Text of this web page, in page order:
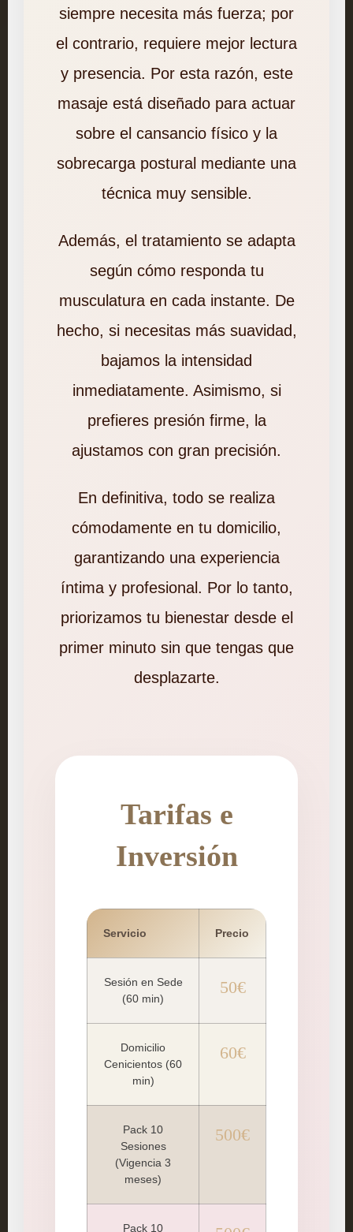
siempre necesita más fuerza; por
el contrario, requiere mejor lectura
y presencia. Por esta razón, este
masaje está diseñado para actuar
sobre el cansancio físico y la
sobrecarga postural mediante una
técnica muy sensible.
Además, el tratamiento se adapta
según cómo responda tu
musculatura en cada instante. De
hecho, si necesitas más suavidad,
bajamos la intensidad
inmediatamente. Asimismo, si
prefieres presión firme, la
ajustamos con gran precisión.
En definitiva, todo se realiza
cómodamente en tu domicilio,
garantizando una experiencia
íntima y profesional. Por lo tanto,
priorizamos tu bienestar desde el
primer minuto sin que tengas que
desplazarte.
Tarifas e
Inversión
Servicio Precio
Sesión en Sede
(60 min)
50€
Domicilio
Cenicientos (60
min)
60€
Pack 10
Sesiones
(Vigencia 3
meses)
500€
Pack 10